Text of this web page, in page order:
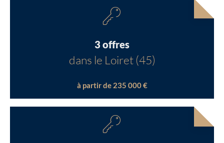
3 offres
dans le Loiret (45)
à partir de 235 000 €